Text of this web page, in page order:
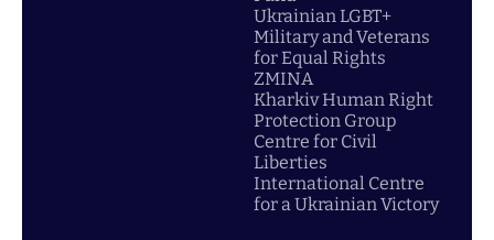
Ukrainian LGBT+
Military and Veterans
for Equal Rights
ZMINA
Kharkiv Human Right
Protection Group
Centre for Civil
Liberties
International Centre
for a Ukrainian Victory